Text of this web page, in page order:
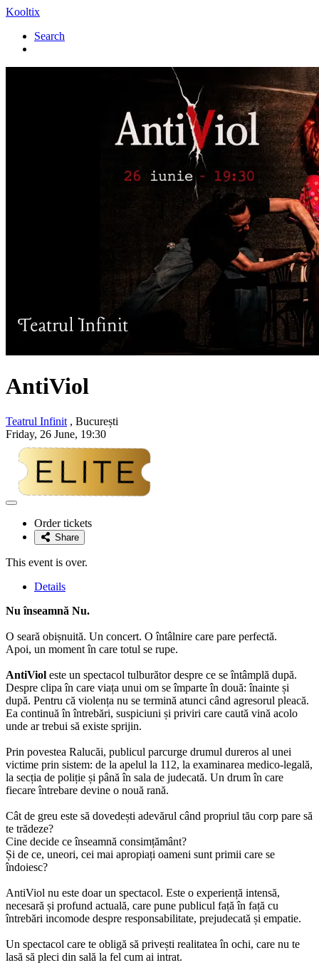
Kooltix
Search
AntiViol
Teatrul Infinit , București
Friday, 26 June, 19:30
Adaugă
favoriteOrder tickets
Share
This event is over.
Details
Nu înseamnă Nu.
O seară obișnuită. Un concert. O întâlnire care pare perfectă.
Apoi, un moment în care totul se rupe.
AntiViol este un spectacol tulburător despre ce se întâmplă după.
Despre clipa în care viața unui om se împarte în două: înainte și
după. Pentru că violența nu se termină atunci când agresorul pleacă.
Ea continuă în întrebări, suspiciuni și priviri care caută vină acolo
unde ar trebui să existe sprijin.
Prin povestea Ralucăi, publicul parcurge drumul dureros al unei
victime prin sistem: de la apelul la 112, la examinarea medico-legală,
la secția de poliție și până în sala de judecată. Un drum în care
fiecare întrebare devine o nouă rană.
Cât de greu este să dovedești adevărul când propriul tău corp pare să
te trădeze?
Cine decide ce înseamnă consimțământ?
Și de ce, uneori, cei mai apropiați oameni sunt primii care se
îndoiesc?
AntiViol nu este doar un spectacol. Este o experiență intensă,
necesară și profund actuală, care pune publicul față în față cu
întrebări incomode despre responsabilitate, prejudecată și empatie.
Un spectacol care te obligă să privești realitatea în ochi, care nu te
lasă să pleci din sală la fel cum ai intrat.